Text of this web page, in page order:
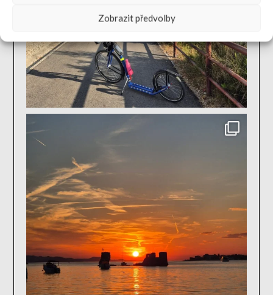
Zobrazit předvolby